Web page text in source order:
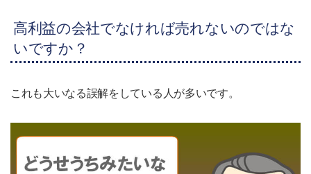
高利益の会社でなければ売れないのではな
いですか？
これも大いなる誤解をしている人が多いです。